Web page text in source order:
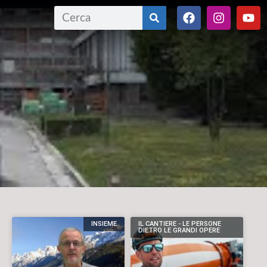
INSIEME
IL CANTIERE - LE PERSONE
DIETRO LE GRANDI OPERE